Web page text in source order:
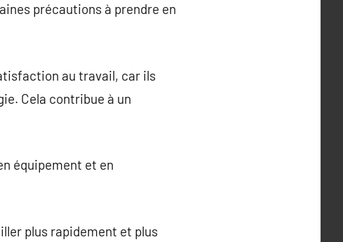
précautions à prendre en
au travail, car ils
Cela contribue à un
équipement et en
plus rapidement et plus